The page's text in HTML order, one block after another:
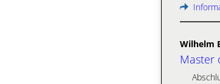
Wilhelm
Master